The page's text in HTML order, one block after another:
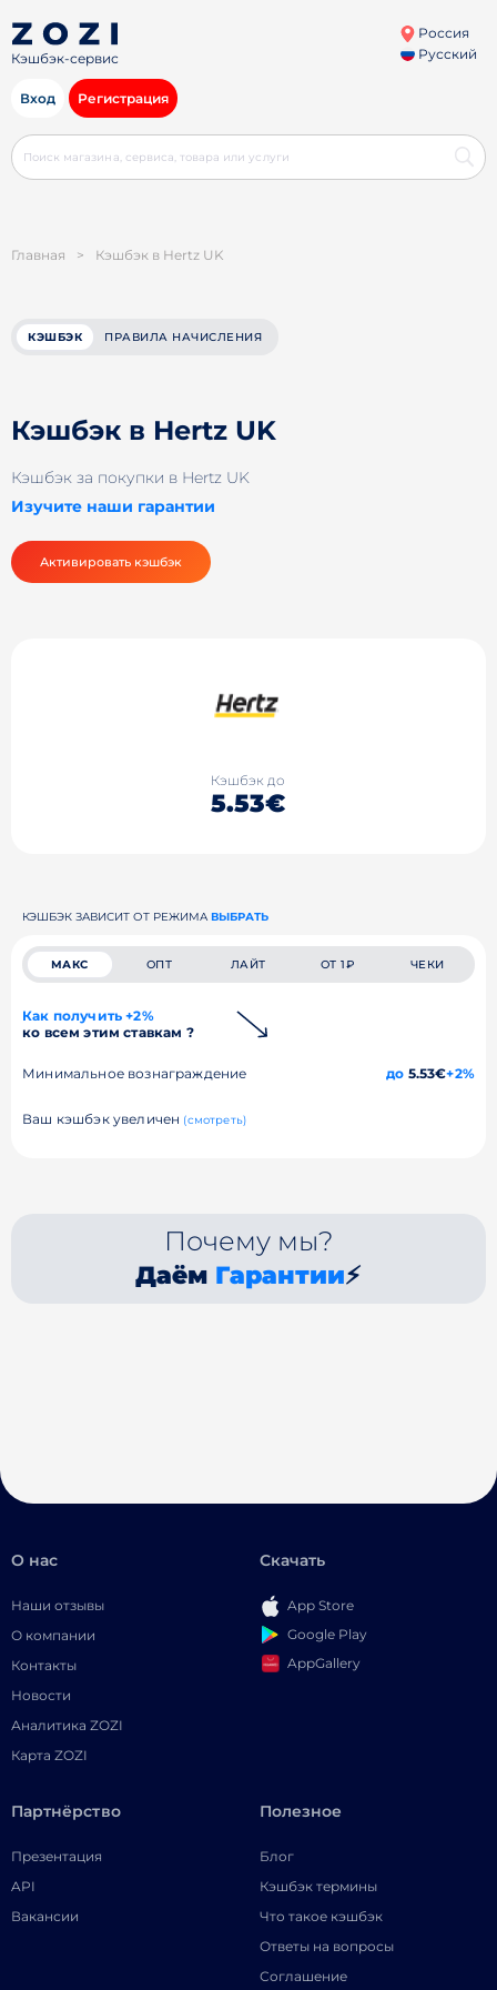
Кэшбэк-сервис
Россия
Русский
Вход Регистрация
Главная > Кэшбэк в Hertz UK
КЭШБЭК ПРАВИЛА НАЧИСЛЕНИЯ
Кэшбэк в Hertz UK
Кэшбэк за покупки в Hertz UK
Изучите наши гарантии
Активировать кэшбэк
Кэшбэк до
5.53€
КЭШБЭК ЗАВИСИТ ОТ РЕЖИМА ВЫБРАТЬ
МАКС ОПТ ЛАЙТ ОТ 1₽ ЧЕКИ
Как получить +2%
ко всем этим ставкам ?
Минимальное вознаграждение до 5.53€+2%
Ваш кэшбэк увеличен (смотреть)
Почему мы?
Даём Гарантии⚡
О нас
Наши отзывы
О компании
Контакты
Новости
Аналитика ZOZI
Карта ZOZI
Скачать
App Store
Google Play
AppGallery
Партнёрство
Презентация
API
Вакансии
Полезное
Блог
Кэшбэк термины
Что такое кэшбэк
Ответы на вопросы
Соглашение